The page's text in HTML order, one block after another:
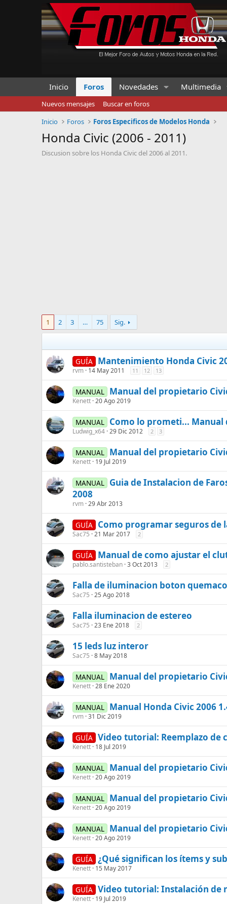
Inicio Foros Novedades Multimedia
Nuevos mensajes
Buscar en foros
Inicio
Foros Foros Especificos de Modelos Honda
Honda Civic (2006 - 2011)
Discusion sobre los Honda Civic del 2006 al 2011.
1 2 3 … 75 Sig.
GUÍA Mantenimiento Honda Civic
rvm 14 May 2011 11 12 13
MANUAL Manual del propietario
Kenett 20 Ago 2019
MANUAL Como lo prometi... Manual
Ludwig_x64 29 Dic 2012 2 3
MANUAL Manual del propietario
Kenett 19 Jul 2019
MANUAL Guia de Instalacion de
2008
rvm 29 Abr 2013
GUÍA Como programar seguros de
Sac75 21 Mar 2017 2
GUÍA Manual de como ajustar el
pablo.santisteban 3 Oct 2013 2
Falla de iluminacion boton
Sac75 25 Ago 2018
Falla iluminacion de estereo
Sac75 23 Ene 2018 2
15 leds luz interor
Sac75 8 May 2018
MANUAL Manual del propietario
Kenett 28 Ene 2020
MANUAL Manual Honda Civic 2006
rvm 31 Dic 2019
GUÍA Video tutorial: Reemplazo
Kenett 18 Jul 2019
MANUAL Manual del propietario
Kenett 20 Ago 2019
MANUAL Manual del propietario
Kenett 20 Ago 2019
MANUAL Manual del propietario
Kenett 20 Ago 2019
GUÍA ¿Qué significan los ítems y
Kenett 15 May 2017
GUÍA Video tutorial: Instalación de
Kenett 19 Jul 2019